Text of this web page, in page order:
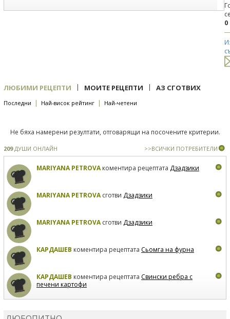
0
ЛЮБИМИ РЕЦЕПТИ | МОИТЕ РЕЦЕПТИ | АЗ СГОТВИХ
Последни | Най-висок рейтинг | Най-четени
Не бяха намерени резултати, отговарящи на посочените критерии.
209ДУШИ ОНЛАЙН >>ВСИЧКИ ПОТРЕБИТЕЛИ
MARIYANA PETROVAкоментира рецептата Дзадзики
MARIYANA PETROVAсготви Дзадзики
MARIYANA PETROVAсготви Дзадзики
КАРДАШЕВ коментира рецептата Сьомга на фурна
КАРДАШЕВ коментира рецептата Свински ребра с
печени картофи